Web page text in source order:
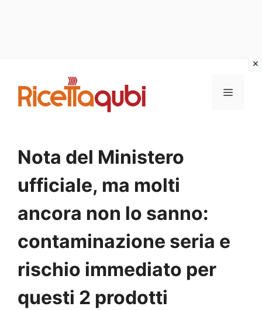
contenuto
MENU
Nota del Ministero
ufficiale, ma molti
ancora non lo sanno:
contaminazione seria e
rischio immediato per
questi 2 prodotti